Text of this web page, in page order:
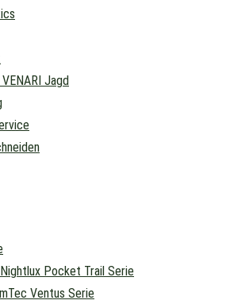
Jagd
Pocket Trail Serie
Ventus Serie